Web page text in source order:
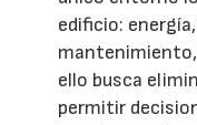
edificio:
ello busca
permitir